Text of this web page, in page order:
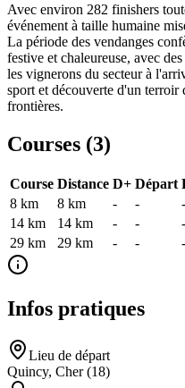
Avec environ 282 finishers
événement à taille humaine
La période des vendanges
festive et chaleureuse, avec
les vignerons du secteur à
sport et découverte d'un terroir
frontières.
Courses (3)
Course Distance D+ Départ
8 km
8 km - - -
14 km
14 km - - -
29 km
29 km - - -
Infos pratiques
Lieu de départ
Quincy, Cher (18)